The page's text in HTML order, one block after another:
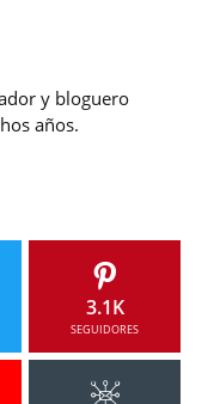
y bloguero
años.
3.1K
SEGUIDORES